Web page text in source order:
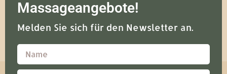
Massageangebote!
Melden Sie sich für den Newsletter an.